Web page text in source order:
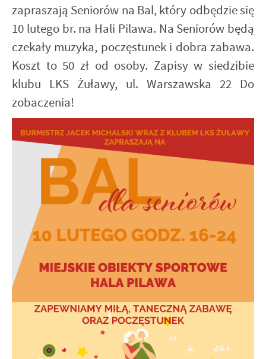
zapraszają Seniorów na Bal, który odbędzie się
10 lutego br. na Hali Pilawa. Na Seniorów będą
czekały muzyka, poczęstunek i dobra zabawa.
Koszt to 50 zł od osoby. Zapisy w siedzibie
klubu LKS Żuławy, ul. Warszawska 22 Do
zobaczenia!